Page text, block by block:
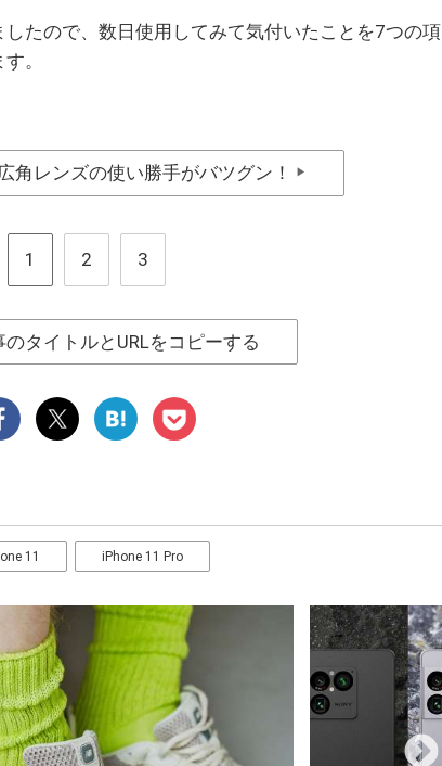
たので、数日使用してみて気付いたことを7つの項
。
角レンズの使い勝手がバツグン！ ▶
1 2 3
のタイトルとURLをコピーする
11 iPhone 11 Pro